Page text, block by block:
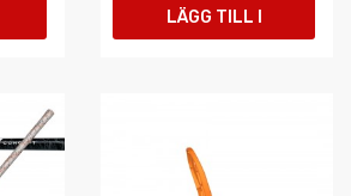
LÄGG TILL I